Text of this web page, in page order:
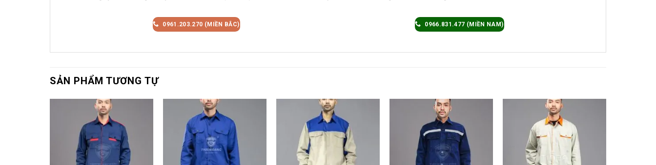
0961.203.270 (MIỀN BẮC) 0966.831.477 (MIỀN NAM)
SẢN PHẨM TƯƠNG TỰ